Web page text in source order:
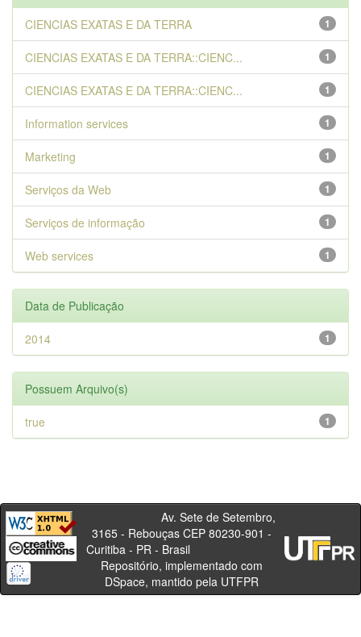
1
CIENCIAS EXATAS E DA TERRA
1
CIENCIAS EXATAS E DA TERRA::CIENC...
1
CIENCIAS EXATAS E DA TERRA::CIENC...
1
Information services
1
Marketing
1
Serviços da Web
1
Serviços de informação
1
Web services
Data de Publicação
1
2014
Possuem Arquivo(s)
1
true
Av. Sete de Setembro,
3165 - Rebouças CEP 80230-901 -
Curitiba - PR - Brasil
Repositório, implementado com
DSpace, mantido pela UTFPR